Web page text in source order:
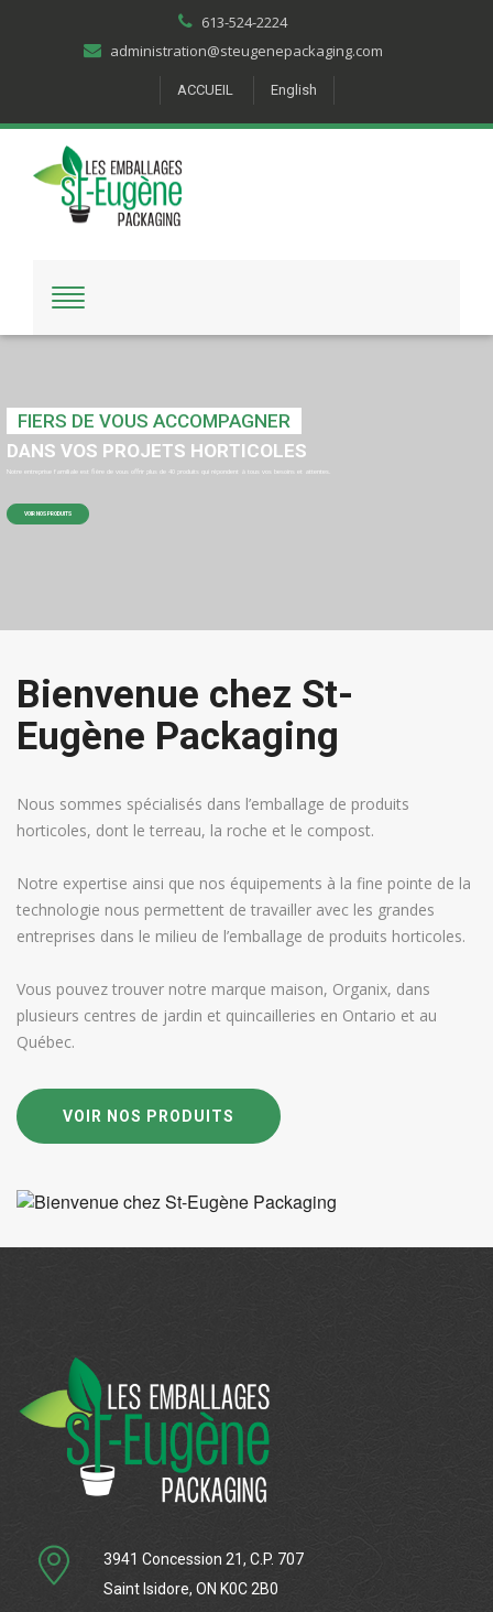
613-524-2224
administration@steugenepackaging.com
ACCUEIL English
FIERS DE VOUS ACCOMPAGNER
DANS VOS PROJETS HORTICOLES
Notre entreprise familiale est fière de vous offrir plus de 40 produits qui répondent à tous vos besoins et attentes.
VOIR NOS PRODUITS
Bienvenue chez St-
Eugène Packaging
Nous sommes spécialisés dans l’emballage de produits
horticoles, dont le terreau, la roche et le compost.
Notre expertise ainsi que nos équipements à la fine pointe de la
technologie nous permettent de travailler avec les grandes
entreprises dans le milieu de l’emballage de produits horticoles.
Vous pouvez trouver notre marque maison, Organix, dans
plusieurs centres de jardin et quincailleries en Ontario et au
Québec.
VOIR NOS PRODUITS
3941 Concession 21, C.P. 707
Saint Isidore, ON K0C 2B0